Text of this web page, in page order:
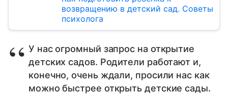
возвращению в детский сад. Советы
психолога
У нас огромный запрос на открытие
детских садов. Родители работают и,
конечно, очень ждали, просили нас как
можно быстрее открыть детские сады.